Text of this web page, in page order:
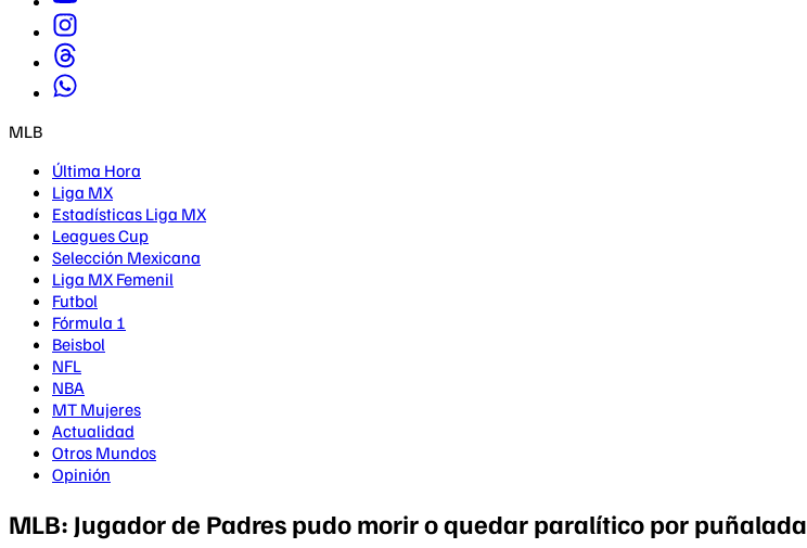
MLB
Última Hora
Liga MX
Estadísticas Liga MX
Leagues Cup
Selección Mexicana
Liga MX Femenil
Futbol
Fórmula 1
Beisbol
NFL
NBA
MT Mujeres
Actualidad
Otros Mundos
Opinión
MLB: Jugador de Padres pudo morir o quedar paralítico por puñalada